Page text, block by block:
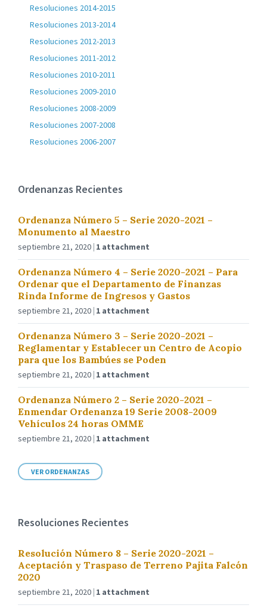
Resoluciones 2014-2015
Resoluciones 2013-2014
Resoluciones 2012-2013
Resoluciones 2011-2012
Resoluciones 2010-2011
Resoluciones 2009-2010
Resoluciones 2008-2009
Resoluciones 2007-2008
Resoluciones 2006-2007
Ordenanzas Recientes
Ordenanza Número 5 – Serie 2020-2021 –
Monumento al Maestro
septiembre 21, 2020 1 attachment
Ordenanza Número 4 – Serie 2020-2021 – Para
Ordenar que el Departamento de Finanzas
Rinda Informe de Ingresos y Gastos
septiembre 21, 2020 1 attachment
Ordenanza Número 3 – Serie 2020-2021 –
Reglamentar y Establecer un Centro de Acopio
para que los Bambúes se Poden
septiembre 21, 2020 1 attachment
Ordenanza Número 2 – Serie 2020-2021 –
Enmendar Ordenanza 19 Serie 2008-2009
Vehículos 24 horas OMME
septiembre 21, 2020 1 attachment
VER ORDENANZAS
Resoluciones Recientes
Resolución Número 8 – Serie 2020-2021 –
Aceptación y Traspaso de Terreno Pajita Falcón
2020
septiembre 21, 2020 1 attachment